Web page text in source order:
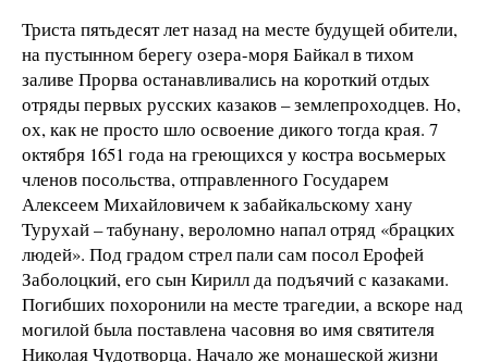
Триста пятьдесят лет назад на месте будущей обители,
на пустынном берегу озера-моря Байкал в тихом
заливе Прорва останавливались на короткий отдых
отряды первых русских казаков – землепроходцев. Но,
ох, как не просто шло освоение дикого тогда края. 7
октября 1651 года на греющихся у костра восьмерых
членов посольства, отправленного Государем
Алексеем Михайловичем к забайкальскому хану
Турухай – табунану, вероломно напал отряд «брацких
людей». Под градом стрел пали сам посол Ерофей
Заболоцкий, его сын Кирилл да подъячий с казаками.
Погибших похоронили на месте трагедии, а вскоре над
могилой была поставлена часовня во имя святителя
Николая Чудотворца. Начало же монашеской жизни